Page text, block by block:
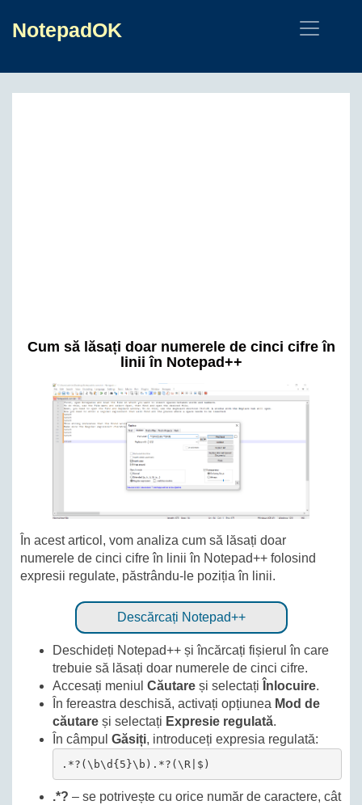
NotepadOK
Cum să lăsați doar numerele de cinci cifre în
linii în Notepad++
În acest articol, vom analiza cum să lăsați doar
numerele de cinci cifre în linii în Notepad++ folosind
expresii regulate, păstrându-le poziția în linii.
Descărcați Notepad++
Deschideți Notepad++ și încărcați fișierul în care
trebuie să lăsați doar numerele de cinci cifre.
Accesați meniul Căutare și selectați Înlocuire.
În fereastra deschisă, activați opțiunea Mod de
căutare și selectați Expresie regulată.
În câmpul Găsiți, introduceți expresia regulată:
.*?(\b\d{5}\b).*?(\R|$)
.*? – se potrivește cu orice număr de caractere, cât